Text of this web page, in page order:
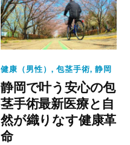
健康（男性）,包茎手術,静岡
静岡で叶う安心の包
茎手術最新医療と自
然が織りなす健康革
命